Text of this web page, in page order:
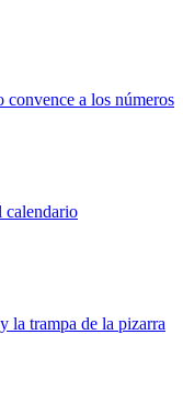
a los números
calendario
la trampa de la pizarra